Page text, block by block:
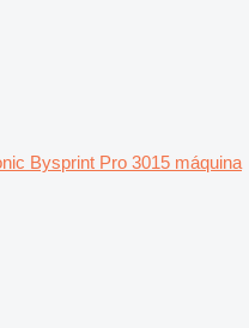
Bysprint Pro 3015 máquina